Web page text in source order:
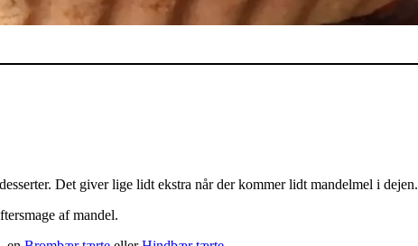
Det giver lige lidt ekstra når der kommer lidt mandelmel i dejen.
af mandel.